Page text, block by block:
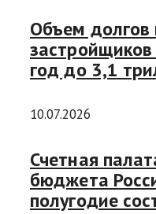
Объем долгов
год до 3,1
10.07.2026
Счетная
бюджета
полугодие